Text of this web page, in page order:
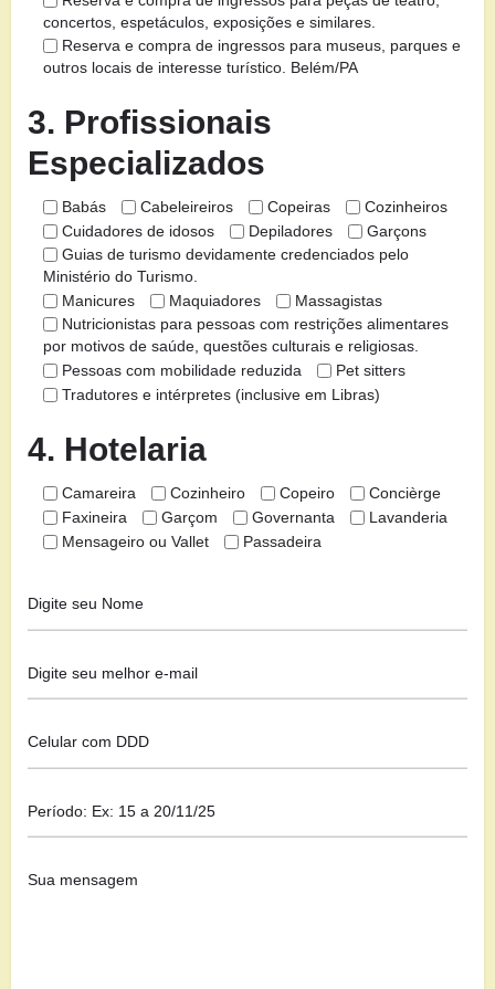
concertos, espetáculos, exposições e similares.
Reserva e compra de ingressos para museus, parques e
outros locais de interesse turístico. Belém/PA
3. Profissionais
Especializados
Babás Cabeleireiros Copeiras
Cozinheiros
Cuidadores de idosos
Depiladores
Garçons
Guias de turismo devidamente credenciados pelo
Ministério do Turismo.
Manicures
Maquiadores
Massagistas
Nutricionistas para pessoas com restrições alimentares
por motivos de saúde, questões culturais e religiosas.
Pessoas com mobilidade reduzida
Pet sitters
Tradutores e intérpretes (inclusive em Libras)
4. Hotelaria
Camareira Cozinheiro Copeiro
Concièrge
Faxineira
Garçom Governanta
Lavanderia
Mensageiro ou Vallet
Passadeira